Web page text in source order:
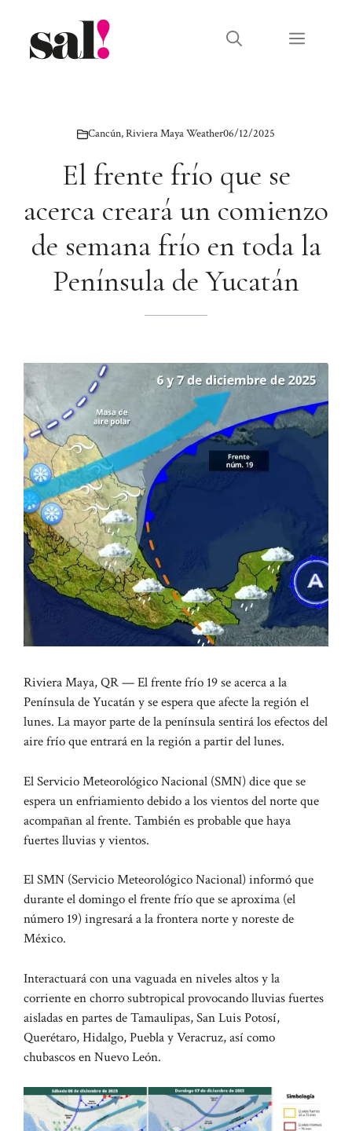
contenido
Menú
Cancún,Riviera Maya Weather06/12/2025
El frente frío que se
acerca creará un comienzo
de semana frío en toda la
Península de Yucatán
Riviera Maya, QR — El frente frío 19 se acerca a la
Península de Yucatán y se espera que afecte la región el
lunes. La mayor parte de la península sentirá los efectos del
aire frío que entrará en la región a partir del lunes.
El Servicio Meteorológico Nacional (SMN) dice que se
espera un enfriamiento debido a los vientos del norte que
acompañan al frente. También es probable que haya
fuertes lluvias y vientos.
El SMN (Servicio Meteorológico Nacional) informó que
durante el domingo el frente frío que se aproxima (el
número 19) ingresará a la frontera norte y noreste de
México.
Interactuará con una vaguada en niveles altos y la
corriente en chorro subtropical provocando lluvias fuertes
aisladas en partes de Tamaulipas, San Luis Potosí,
Querétaro, Hidalgo, Puebla y Veracruz, así como
chubascos en Nuevo León.